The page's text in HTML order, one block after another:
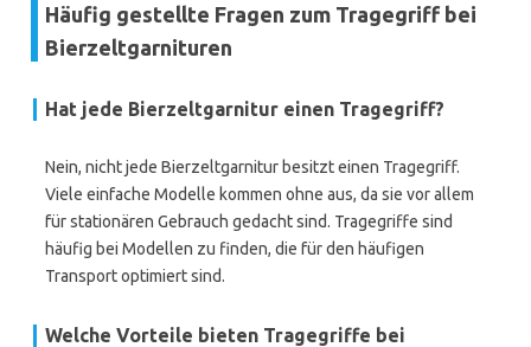
Häufig gestellte Fragen zum Tragegriff bei
Bierzeltgarnituren
Hat jede Bierzeltgarnitur einen Tragegriff?
Nein, nicht jede Bierzeltgarnitur besitzt einen Tragegriff.
Viele einfache Modelle kommen ohne aus, da sie vor allem
für stationären Gebrauch gedacht sind. Tragegriffe sind
häufig bei Modellen zu finden, die für den häufigen
Transport optimiert sind.
Welche Vorteile bieten Tragegriffe bei